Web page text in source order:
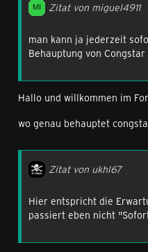
Zitat von miguel4911
man kann ja jederzeit
Behauptung von Congstar
Hallo und willkommen im
wo genau behauptet
Zitat von ukhl67
Hier entspricht die
passiert eben nicht